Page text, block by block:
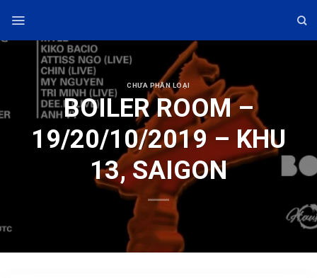
content
CHƯA PHÂN LOẠI
BOILER ROOM –
19/20/10/2019 – KHU
13, SAIGON